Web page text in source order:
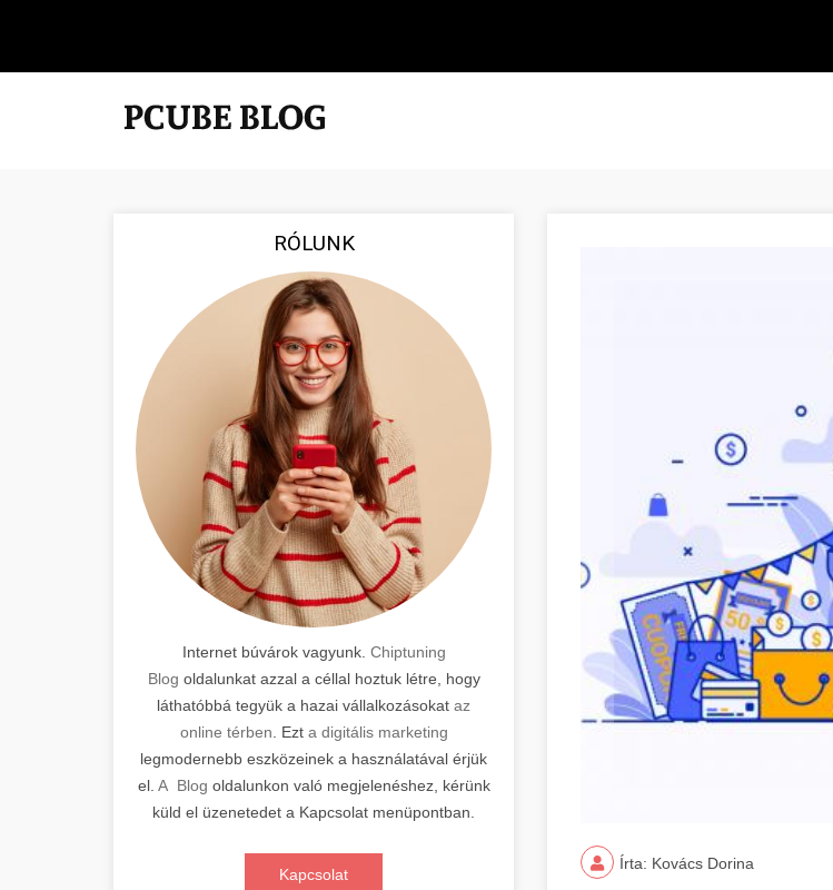
RÓLUNK
Internet búvárok vagyunk. Chiptuning
Blog oldalunkat azzal a céllal hoztuk létre, hogy
láthatóbbá tegyük a hazai vállalkozásokat az
online térben . Ezt a digitális marketing
legmodernebb eszközeinek a használatával érjük
el. A Blog oldalunkon való megjelenéshez, kérünk
küld el üzenetedet a Kapcsolat menüpontban.
Kapcsolat
Írta: Kovács Dorina